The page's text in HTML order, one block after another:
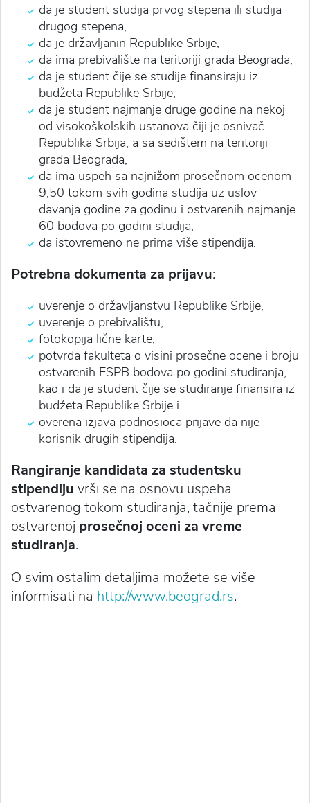
da je student studija prvog stepena ili studija
drugog stepena,
da je državljanin Republike Srbije,
da ima prebivalište na teritoriji grada Beograda,
da je student čije se studije finansiraju iz
budžeta Republike Srbije,
da je student najmanje druge godine na nekoj
od visokoškolskih ustanova čiji je osnivač
Republika Srbija, a sa sedištem na teritoriji
grada Beograda,
da ima uspeh sa najnižom prosečnom ocenom
9,50 tokom svih godina studija uz uslov
davanja godine za godinu i ostvarenih najmanje
60 bodova po godini studija,
da istovremeno ne prima više stipendija.
Potrebna dokumenta za prijavu:
uverenje o državljanstvu Republike Srbije,
uverenje o prebivalištu,
fotokopija lične karte,
potvrda fakulteta o visini prosečne ocene i broju
ostvarenih ESPB bodova po godini studiranja,
kao i da je student čije se studiranje finansira iz
budžeta Republike Srbije i
overena izjava podnosioca prijave da nije
korisnik drugih stipendija.
Rangiranje kandidata za studentsku
stipendiju vrši se na osnovu uspeha
ostvarenog tokom studiranja, tačnije prema
ostvarenoj prosečnoj oceni za vreme
studiranja.
O svim ostalim detaljima možete se više
informisati na http://www.beograd.rs.